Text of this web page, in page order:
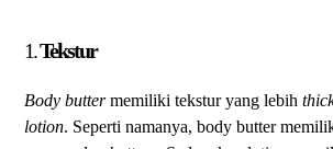
1.Tekstur
Body buttermemiliki tekstur yang lebih
lotion. Seperti namanya, body butter